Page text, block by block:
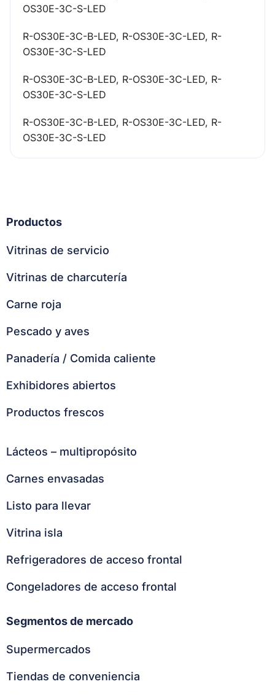
OS30E-3C-S-LED
R-OS30E-3C-B-LED, R-OS30E-3C-LED, R-
OS30E-3C-S-LED
R-OS30E-3C-B-LED, R-OS30E-3C-LED, R-
OS30E-3C-S-LED
R-OS30E-3C-B-LED, R-OS30E-3C-LED, R-
OS30E-3C-S-LED
Productos
Vitrinas de servicio
Vitrinas de charcutería
Carne roja
Pescado y aves
Panadería / Comida caliente
Exhibidores abiertos
Productos frescos
Lácteos – multipropósito
Carnes envasadas
Listo para llevar
Vitrina isla
Refrigeradores de acceso frontal
Congeladores de acceso frontal
Segmentos de mercado
Supermercados
Tiendas de conveniencia